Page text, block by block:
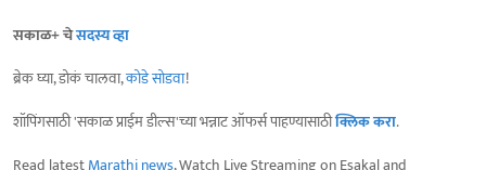
सकाळ+ चेसदस्य व्हा
ब्रेक घ्या, डोकं चालवा,कोडे सोडवा!
शॉपिंगसाठी 'सकाळ प्राईम डील्स'च्या भन्नाट ऑफर्स पाहण्यासाठीक्लिक करा.
Read latestMarathi news, Watch Live Streaming on Esakal and